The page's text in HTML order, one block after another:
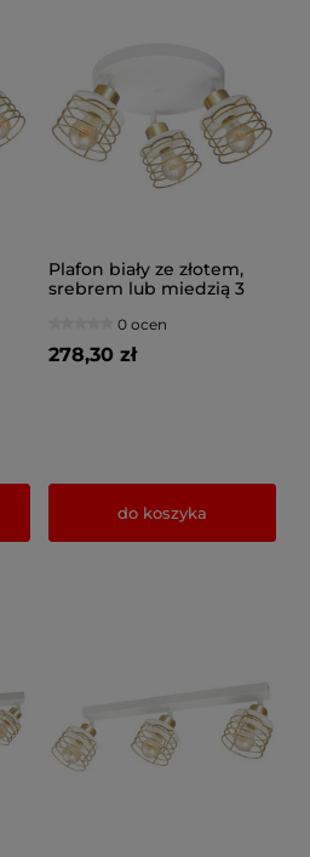
Plafon biały ze złotem,
srebrem lub miedzią 3
przegubach
0 ocen
278,30 zł
do koszyka